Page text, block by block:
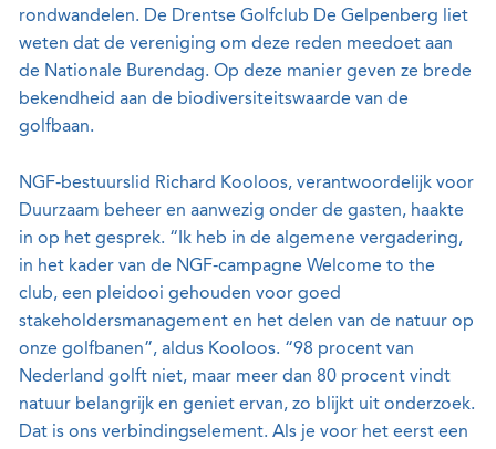
rondwandelen. De Drentse Golfclub De Gelpenberg liet
weten dat de vereniging om deze reden meedoet aan
de Nationale Burendag. Op deze manier geven ze brede
bekendheid aan de biodiversiteitswaarde van de
golfbaan.
NGF-bestuurslid Richard Kooloos, verantwoordelijk voor
Duurzaam beheer en aanwezig onder de gasten, haakte
in op het gesprek. “Ik heb in de algemene vergadering,
in het kader van de NGF-campagne Welcome to the
club, een pleidooi gehouden voor goed
stakeholdersmanagement en het delen van de natuur op
onze golfbanen”, aldus Kooloos. “98 procent van
Nederland golft niet, maar meer dan 80 procent vindt
natuur belangrijk en geniet ervan, zo blijkt uit onderzoek.
Dat is ons verbindingselement. Als je voor het eerst een